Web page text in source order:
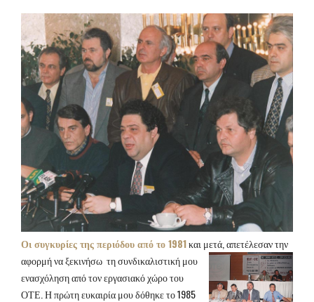
Οι συγκυρίες της περιόδου από το 1981και μετά, απετέλεσαν την
αφορμή να ξεκινήσω τη συνδικαλιστική μου
ενασχόληση από τον εργασιακό χώρο του
ΟΤΕ. Η πρώτη ευκαιρία μου δόθηκε το 1985